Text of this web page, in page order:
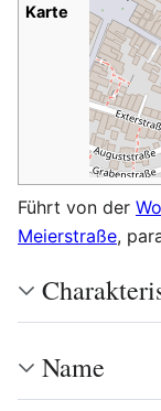
Karte
Führt von der
Meierstraße,
Name